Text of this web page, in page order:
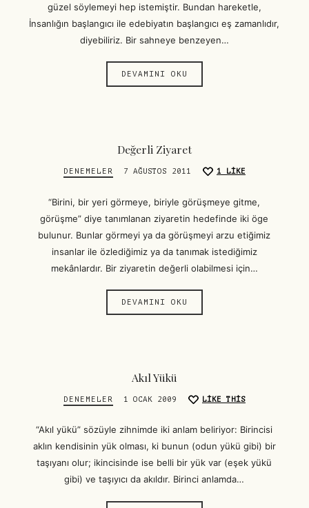
güzel söylemeyi hep istemiştir. Bundan hareketle,
İnsanlığın başlangıcı ile edebiyatın başlangıcı eş zamanlıdır,
diyebiliriz. Bir sahneye benzeyen…
DEVAMINI OKU
Değerli Ziyaret
DENEMELER 7 AĞUSTOS 2011 1 LIKE
“Birini, bir yeri görmeye, biriyle görüşmeye gitme,
görüşme” diye tanımlanan ziyaretin hedefinde iki öge
bulunur. Bunlar görmeyi ya da görüşmeyi arzu etiğimiz
insanlar ile özlediğimiz ya da tanımak istediğimiz
mekânlardır. Bir ziyaretin değerli olabilmesi için…
DEVAMINI OKU
Akıl Yükü
DENEMELER 1 OCAK 2009 LIKE THIS
“Akıl yükü” sözüyle zihnimde iki anlam beliriyor: Birincisi
aklın kendisinin yük olması, ki bunun (odun yükü gibi) bir
taşıyanı olur; ikincisinde ise belli bir yük var (eşek yükü
gibi) ve taşıyıcı da akıldır. Birinci anlamda…